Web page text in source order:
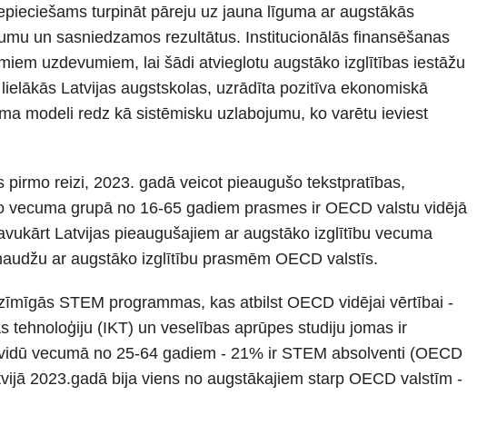
turpināt pāreju uz jauna līguma ar augstākās
un sasniedzamos rezultātus. Institucionālās finansēšanas
uzdevumiem, lai šādi atvieglotu augstāko izglītības iestāžu
Latvijas augstskolas, uzrādīta pozitīva ekonomiskā
modeli redz kā sistēmisku uzlabojumu, ko varētu ieviest
reizi, 2023. gadā veicot pieaugušo tekstpratības,
grupā no 16-65 gadiem prasmes ir OECD valstu vidējā
Latvijas pieaugušajiem ar augstāko izglītību vecuma
ar augstāko izglītību prasmēm OECD valstīs.
STEM programmas, kas atbilst OECD vidējai vērtībai -
tehnoloģiju (IKT) un veselības aprūpes studiju jomas ir
vecumā no 25-64 gadiem - 21% ir STEM absolventi (OECD
2023.gadā bija viens no augstākajiem starp OECD valstīm -